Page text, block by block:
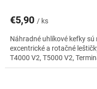
€5,90 / ks
Náhradné uhlíkové kefky
excentrické a rotačné
T4000 V2, T5000 V2,